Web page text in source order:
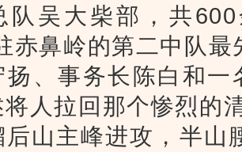
队吴大柴部，共
赤鼻岭的第二中队
扬、事务长陈白和
将人拉回那个惨烈的
后山主峰进攻，半山